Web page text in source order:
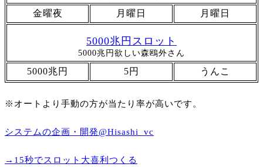
金曜夜 月曜日 月曜日
5000兆円スロット
5000兆円欲しい森鴎外さん
5000兆円 5円 うんこ
※オートより手動の方が当たり率が高いです。
システムの企画・開発@Hisashi_vc
→15秒でスロット大喜利つくる